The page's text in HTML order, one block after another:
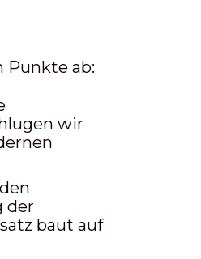
Punkte ab:
wir
der
baut auf